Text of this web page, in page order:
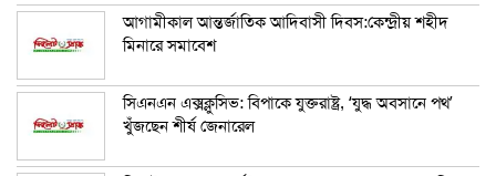
আগামীকাল আন্তর্জাতিক আদিবাসী দিবস:কেন্দ্রীয় শহীদ
মিনারে সমাবেশ
সিএনএন এক্সক্লুসিভ: বিপাকে যুক্তরাষ্ট্র, ‘যুদ্ধ অবসানে পথ’
খুঁজছেন শীর্ষ জেনারেল